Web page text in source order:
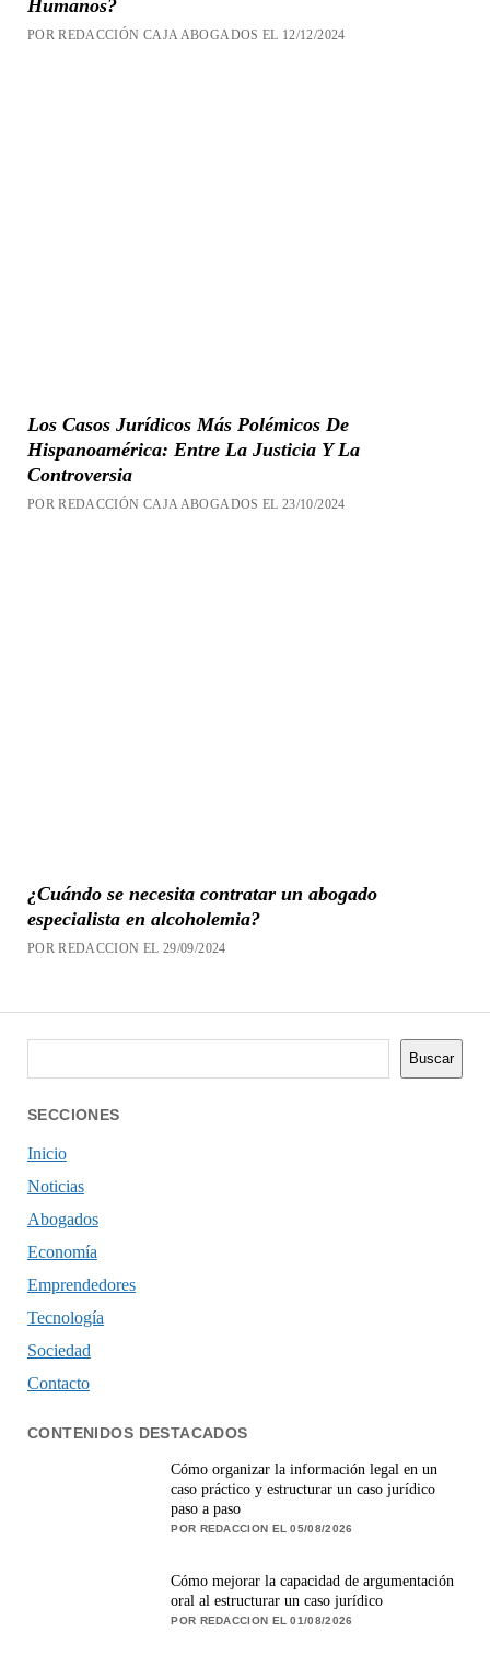
Humanos?
POR REDACCIÓN CAJA ABOGADOS EL 12/12/2024
Los Casos Jurídicos Más Polémicos De
Hispanoamérica: Entre La Justicia Y La
Controversia
POR REDACCIÓN CAJA ABOGADOS EL 23/10/2024
¿Cuándo se necesita contratar un abogado
especialista en alcoholemia?
POR REDACCION EL 29/09/2024
Buscar
SECCIONES
Inicio
Noticias
Abogados
Economía
Emprendedores
Tecnología
Sociedad
Contacto
CONTENIDOS DESTACADOS
Cómo organizar la información legal en un
caso práctico y estructurar un caso jurídico
paso a paso
POR REDACCION EL 05/08/2026
Cómo mejorar la capacidad de argumentación
oral al estructurar un caso jurídico
POR REDACCION EL 01/08/2026